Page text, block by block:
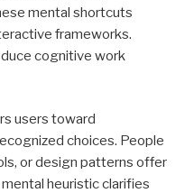
mental shortcuts
frameworks.
cognitive work
users toward
choices. People
or design patterns offer
heuristic clarifies